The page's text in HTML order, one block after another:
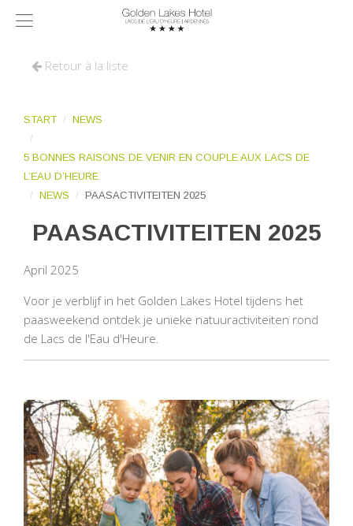
Retour à la liste
START NEWS
5 BONNES RAISONS DE VENIR EN COUPLE AUX LACS DE
L’EAU D’HEURE
NEWS
PAASACTIVITEITEN 2025
PAASACTIVITEITEN 2025
April 2025
Voor je verblijf in het Golden Lakes Hotel tijdens het
paasweekend ontdek je unieke natuuractiviteiten rond
de Lacs de l'Eau d'Heure.